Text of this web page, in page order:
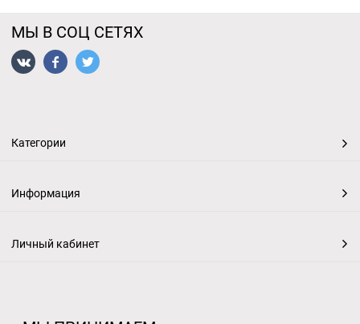
МЫ В СОЦ СЕТЯХ
Категории
Информация
Личный кабинет